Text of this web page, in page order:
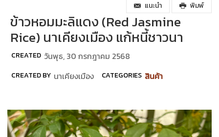
แนะนำ พิมพ์
ข้าวหอมมะลิแดง (Red Jasmine
Rice) นาเคียงเมือง แก้หนี้ชาวนา
CREATED วันพุธ, 30 กรกฎาคม 2568
CREATED BY นาเคียงเมือง CATEGORIES สินค้า